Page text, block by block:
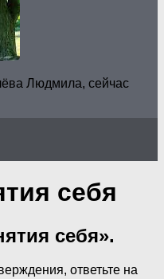
Людмила, сейчас
себя
себя».
ответьте на